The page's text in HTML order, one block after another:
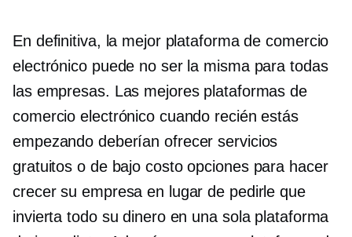
En definitiva, la mejor plataforma de comercio
electrónico puede no ser la misma para todas
las empresas. Las mejores plataformas de
comercio electrónico cuando recién estás
empezando deberían ofrecer servicios
gratuitos o de bajo costoopciones para hacer
crecer su empresa en lugar de pedirle que
invierta todo su dinero en una sola plataforma